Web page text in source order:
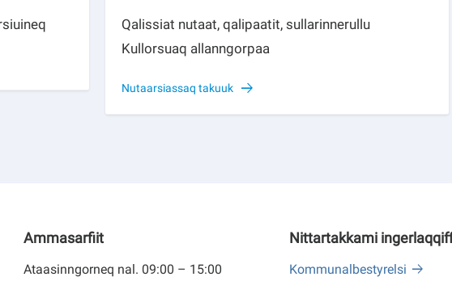
Qalissiat nutaat, qalipaatit, sullarinnerullu
Kullorsuaq allanngorpaa
Nutaarsiassaq takuuk
Ammasarfiit
Ataasinngorneq nal. 09:00 – 15:00
Nittartakkami
Kommunalbestyrelsi